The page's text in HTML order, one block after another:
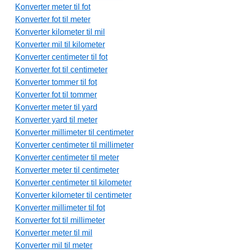
Konverter meter til fot
Konverter fot til meter
Konverter kilometer til mil
Konverter mil til kilometer
Konverter centimeter til fot
Konverter fot til centimeter
Konverter tommer til fot
Konverter fot til tommer
Konverter meter til yard
Konverter yard til meter
Konverter millimeter til centimeter
Konverter centimeter til millimeter
Konverter centimeter til meter
Konverter meter til centimeter
Konverter centimeter til kilometer
Konverter kilometer til centimeter
Konverter millimeter til fot
Konverter fot til millimeter
Konverter meter til mil
Konverter mil til meter